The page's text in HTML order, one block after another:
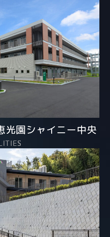
光園シャイニー中央